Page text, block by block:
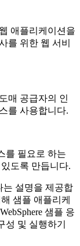
애플리케이션을
를 위한 웹 서비
매 공급자의 인
를 사용합니다.
를 필요로 하는
도록 만듭니다.
는 설명을 제공합
샘플 애플리케
샘플 응
성 및 실행하기